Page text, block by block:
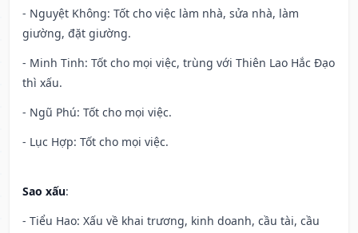
- Nguyệt Không: Tốt cho việc làm nhà, sửa nhà, làm
giường, đặt giường.
- Minh Tinh: Tốt cho mọi việc, trùng với Thiên Lao Hắc Đạo
thì xấu.
- Ngũ Phú: Tốt cho mọi việc.
- Lục Hợp: Tốt cho mọi việc.
Sao xấu:
- Tiểu Hao: Xấu về khai trương, kinh doanh, cầu tài, cầu